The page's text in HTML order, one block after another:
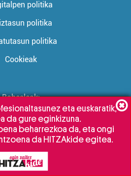
politika
politika
politika
Cookieak
Babesleak:
eta euskaratik,
da gure eginkizuna.
beharrezkoa da, eta ongi
da HITZAkide egitea.